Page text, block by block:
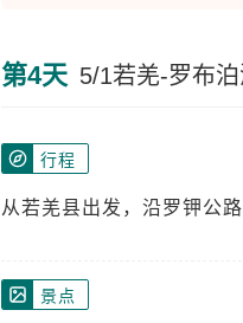
第4天 5/1若羌-罗布
行程
从若羌县出发，沿罗钾公
景点